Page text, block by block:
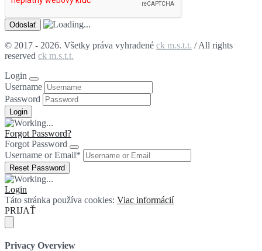
© 2017 - 2026. Všetky práva vyhradené ck m.s.t.t. / All rights
reserved ck m.s.t.t.
Login
Username
Password
Forgot Password?
Forgot Password
Username or Email*
Login
Táto stránka používa cookies: Viac informácií
PRIJAŤ
Privacy Overview